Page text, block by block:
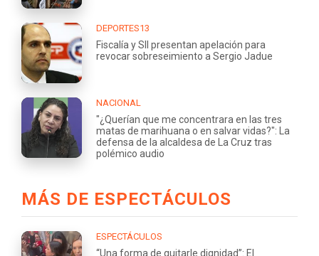
DEPORTES13
Fiscalía y SII presentan apelación para
revocar sobreseimiento a Sergio Jadue
NACIONAL
"¿Querían que me concentrara en las tres
matas de marihuana o en salvar vidas?": La
defensa de la alcaldesa de La Cruz tras
polémico audio
MÁS DE ESPECTÁCULOS
ESPECTÁCULOS
“Una forma de quitarle dignidad”: El